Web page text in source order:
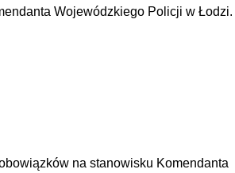
Wojewódzkiego Policji w Łodzi.
na stanowisku Komendanta